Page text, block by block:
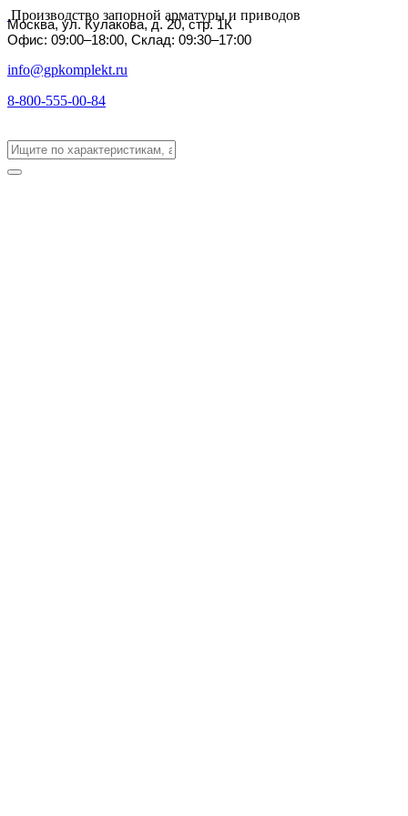
Производство запорной арматуры и приводов
Москва, ул. Кулакова, д. 20, стр. 1К
Офис: 09:00–18:00, Склад: 09:30–17:00
info@gpkomplekt.ru
8-800-555-00-84